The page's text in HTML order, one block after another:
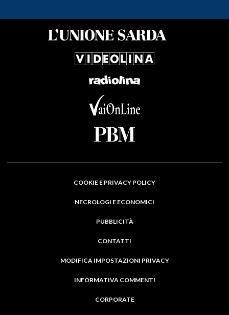
COOKIE E PRIVACY POLICY
NECROLOGI E ECONOMICI
PUBBLICITÀ
CONTATTI
MODIFICA IMPOSTAZIONI PRIVACY
INFORMATIVA COMMENTI
CORPORATE